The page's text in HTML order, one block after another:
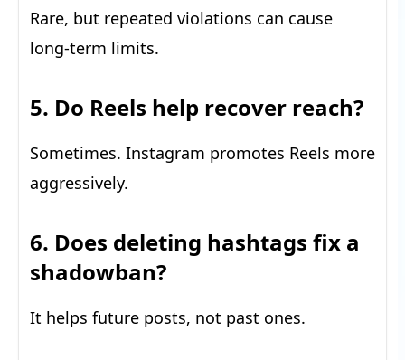
Rare, but repeated violations can cause
long-term limits.
5. Do Reels help recover reach?
Sometimes. Instagram promotes Reels more
aggressively.
6. Does deleting hashtags fix a
shadowban?
It helps future posts, not past ones.